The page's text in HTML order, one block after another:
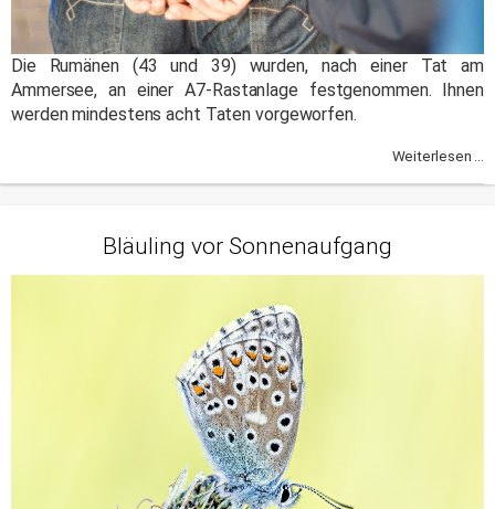
Die Rumänen (43 und 39) wurden, nach einer Tat am
Ammersee, an einer A7-Rastanlage festgenommen. Ihnen
werden mindestens acht Taten vorgeworfen.
Weiterlesen ...
Bläuling vor Sonnenaufgang